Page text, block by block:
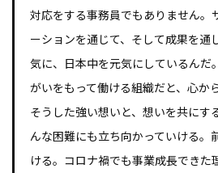
対応をする事務員でもありません。
ーションを通じて、そして成果を通
気に、日本中を元気にしているんだ
がいをもって働ける組織だと、心か
そうした強い想いと、想いを共にす
んな困難にも立ち向かっていける。
ける。コロナ禍でも事業成長できた